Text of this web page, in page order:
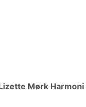
Mørk Harmoni